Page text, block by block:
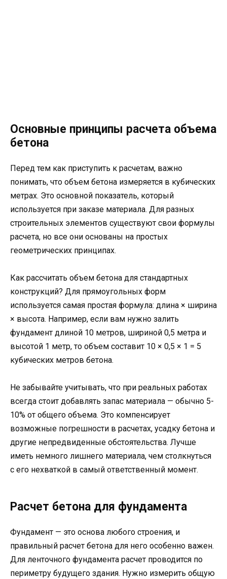
Основные принципы расчета объема
бетона
Перед тем как приступить к расчетам, важно
понимать, что объем бетона измеряется в кубических
метрах. Это основной показатель, который
используется при заказе материала. Для разных
строительных элементов существуют свои формулы
расчета, но все они основаны на простых
геометрических принципах.
Как рассчитать объем бетона для стандартных
конструкций? Для прямоугольных форм
используется самая простая формула: длина × ширина
× высота. Например, если вам нужно залить
фундамент длиной 10 метров, шириной 0,5 метра и
высотой 1 метр, то объем составит 10 × 0,5 × 1 = 5
кубических метров бетона.
Не забывайте учитывать, что при реальных работах
всегда стоит добавлять запас материала — обычно 5-
10% от общего объема. Это компенсирует
возможные погрешности в расчетах, усадку бетона и
другие непредвиденные обстоятельства. Лучше
иметь немного лишнего материала, чем столкнуться
с его нехваткой в самый ответственный момент.
Расчет бетона для фундамента
Фундамент — это основа любого строения, и
правильный расчет бетона для него особенно важен.
Для ленточного фундамента расчет проводится по
периметру будущего здания. Нужно измерить общую